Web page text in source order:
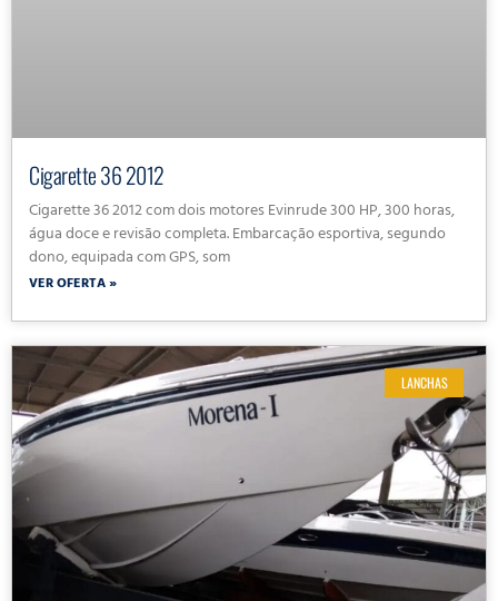
Cigarette 36 2012
Cigarette 36 2012 com dois motores Evinrude 300 HP, 300 horas,
água doce e revisão completa. Embarcação esportiva, segundo
dono, equipada com GPS, som
VER OFERTA »
LANCHAS